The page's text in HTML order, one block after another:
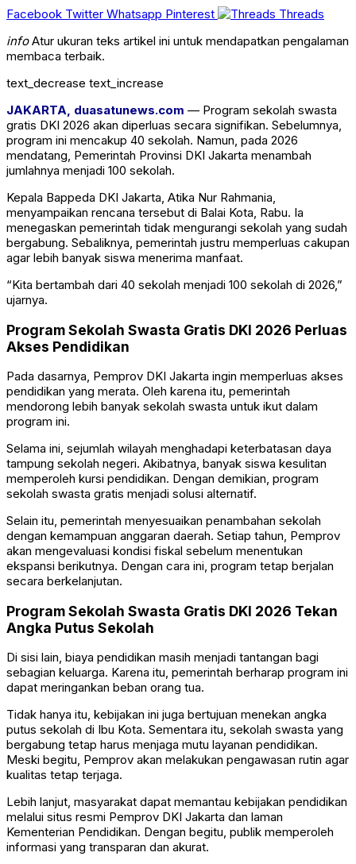
Facebook Twitter Whatsapp Pinterest
Threads
infoAtur ukuran teks artikel ini untuk mendapatkan pengalaman
membaca terbaik.
text_decrease text_increase
JAKARTA, duasatunews.com — Program sekolah swasta
gratis DKI 2026 akan diperluas secara signifikan. Sebelumnya,
program ini mencakup 40 sekolah. Namun, pada 2026
mendatang, Pemerintah Provinsi DKI Jakarta menambah
jumlahnya menjadi 100 sekolah.
Kepala Bappeda DKI Jakarta, Atika Nur Rahmania,
menyampaikan rencana tersebut di Balai Kota, Rabu. Ia
menegaskan pemerintah tidak mengurangi sekolah yang sudah
bergabung. Sebaliknya, pemerintah justru memperluas cakupan
agar lebih banyak siswa menerima manfaat.
“Kita bertambah dari 40 sekolah menjadi 100 sekolah di 2026,”
ujarnya.
Program Sekolah Swasta Gratis DKI 2026 Perluas
Akses Pendidikan
Pada dasarnya, Pemprov DKI Jakarta ingin memperluas akses
pendidikan yang merata. Oleh karena itu, pemerintah
mendorong lebih banyak sekolah swasta untuk ikut dalam
program ini.
Selama ini, sejumlah wilayah menghadapi keterbatasan daya
tampung sekolah negeri. Akibatnya, banyak siswa kesulitan
memperoleh kursi pendidikan. Dengan demikian, program
sekolah swasta gratis menjadi solusi alternatif.
Selain itu, pemerintah menyesuaikan penambahan sekolah
dengan kemampuan anggaran daerah. Setiap tahun, Pemprov
akan mengevaluasi kondisi fiskal sebelum menentukan
ekspansi berikutnya. Dengan cara ini, program tetap berjalan
secara berkelanjutan.
Program Sekolah Swasta Gratis DKI 2026 Tekan
Angka Putus Sekolah
Di sisi lain, biaya pendidikan masih menjadi tantangan bagi
sebagian keluarga. Karena itu, pemerintah berharap program ini
dapat meringankan beban orang tua.
Tidak hanya itu, kebijakan ini juga bertujuan menekan angka
putus sekolah di Ibu Kota. Sementara itu, sekolah swasta yang
bergabung tetap harus menjaga mutu layanan pendidikan.
Meski begitu, Pemprov akan melakukan pengawasan rutin agar
kualitas tetap terjaga.
Lebih lanjut, masyarakat dapat memantau kebijakan pendidikan
melalui situs resmi Pemprov DKI Jakarta dan laman
Kementerian Pendidikan. Dengan begitu, publik memperoleh
informasi yang transparan dan akurat.